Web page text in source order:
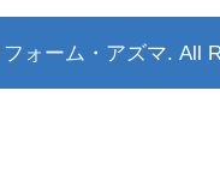
フォーム・アズマ. All